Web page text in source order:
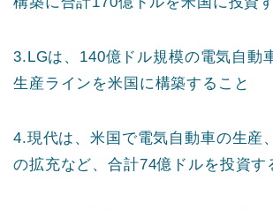
3.LGは、140億ドル規模の電気自動
生産ラインを米国に構築すること
4.現代は、米国で電気自動車の生産
の拡充など、合計74億ドルを投資す